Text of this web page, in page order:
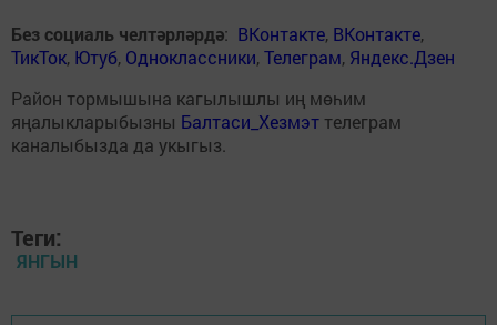
Без социаль челтәрләрдә: ВКонтакте, ВКонтакте,
ТикТок, Ютуб, Одноклассники,Телеграм, Яндекс.Дзен
Район тормышына кагылышлы иң мөһим
яңалыкларыбызны Балтаси_Хезмэт телеграм
каналыбызда да укыгыз.
Теги:
ЯНГЫН